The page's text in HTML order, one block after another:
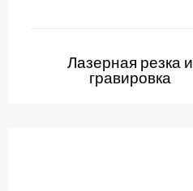
Лазерная резка и
гравировка